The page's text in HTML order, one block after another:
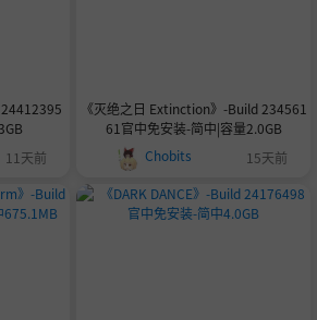
11天前
《灭绝之日 Extinction》-Build 234561
61官中免安装-简中|容量2.0GB
Chobits
15天前